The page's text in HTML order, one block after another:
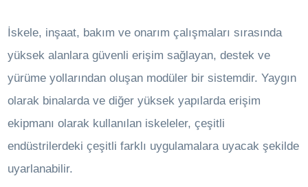
İskele, inşaat, bakım ve onarım çalışmaları sırasında
yüksek alanlara güvenli erişim sağlayan, destek ve
yürüme yollarından oluşan modüler bir sistemdir. Yaygın
olarak binalarda ve diğer yüksek yapılarda erişim
ekipmanı olarak kullanılan iskeleler, çeşitli
endüstrilerdeki çeşitli farklı uygulamalara uyacak şekilde
uyarlanabilir.